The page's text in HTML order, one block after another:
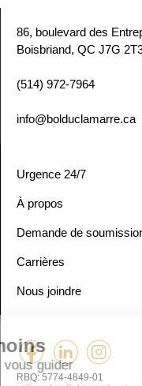
86, boulevard des
Boisbriand, QC J7G
(514) 972-7964
info@bolduclamarre.ca
Urgence 24/7
À propos
Demande de
Carrières
Nous joindre
RBQ: 5774-4849-01